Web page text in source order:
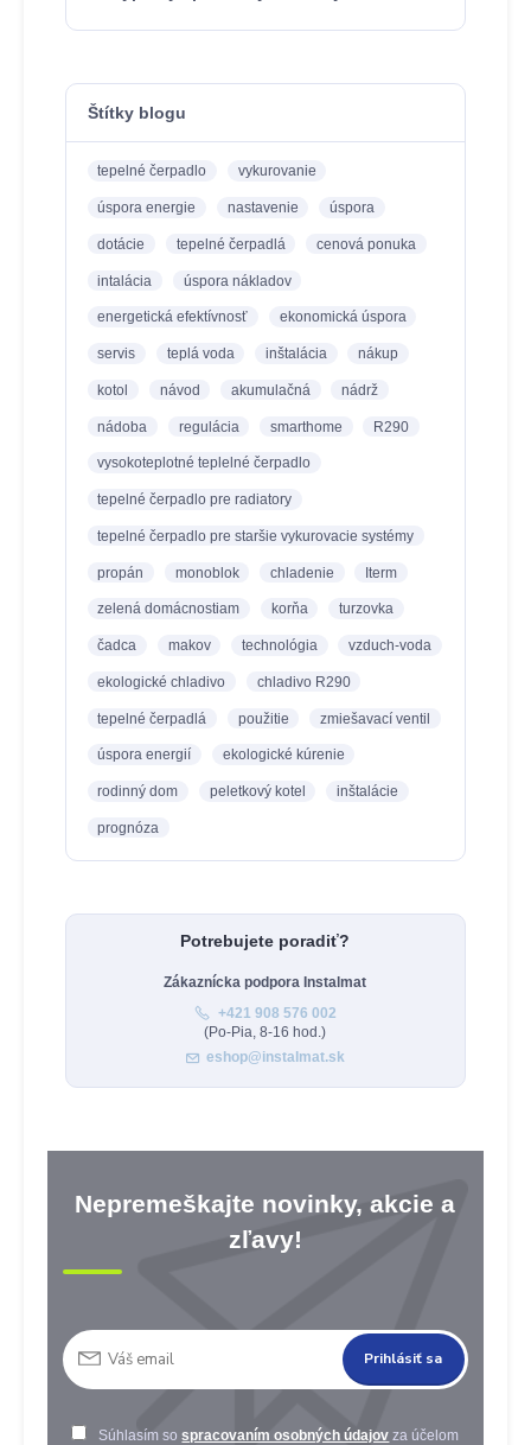
Štítky blogu
tepelné čerpadlo vykurovanie
úspora energie nastavenie úspora
dotácie tepelné čerpadlá cenová ponuka
intalácia úspora nákladov
energetická efektívnosť ekonomická úspora
servis teplá voda inštalácia nákup
kotol návod akumulačná nádrž
nádoba regulácia smarthome R290
vysokoteplotné teplelné čerpadlo
tepelné čerpadlo pre radiatory
tepelné čerpadlo pre staršie vykurovacie systémy
propán monoblok chladenie Iterm
zelená domácnostiam korňa turzovka
čadca makov technológia vzduch-voda
ekologické chladivo chladivo R290
tepelné čerpadlá použitie zmiešavací ventil
úspora energií ekologické kúrenie
rodinný dom peletkový kotel inštalácie
prognóza
Potrebujete poradiť?
Zákaznícka podpora Instalmat
+421 908 576 002
(Po-Pia, 8-16 hod.)
eshop@instalmat.sk
Nepremeškajte novinky, akcie a
zľavy!
Prihlásiť sa
Súhlasím sospracovaním osobných údajov za účelom